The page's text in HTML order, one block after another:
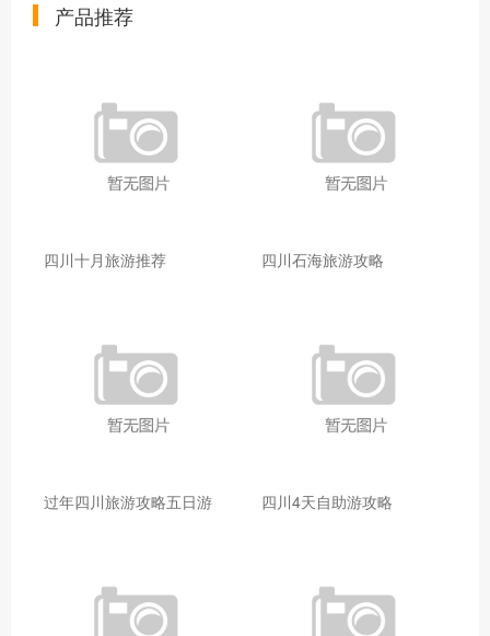
产品推荐
四川十月旅游推荐 四川石海旅游攻略
过年四川旅游攻略五日游 四川4天自助游攻略